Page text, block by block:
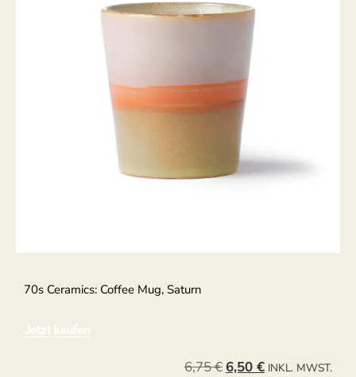
70s Ceramics: Coffee Mug, Saturn
Jetzt kaufen
6,75€ 6,50 € INKL. MWST.